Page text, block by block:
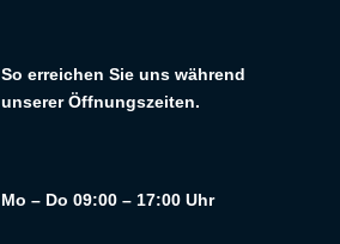
So erreichen Sie uns während
unserer Öffnungszeiten.
Mo – Do 09:00 – 17:00 Uhr